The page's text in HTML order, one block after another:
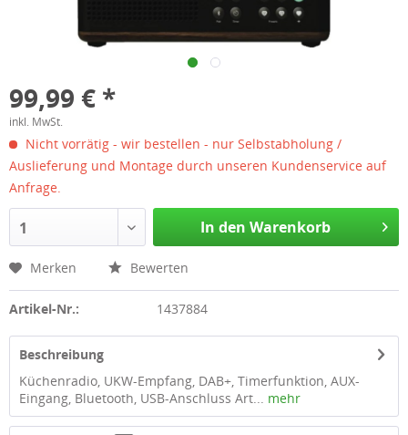
99,99 € *
inkl. MwSt.
Nicht vorrätig - wir bestellen - nur Selbstabholung /
Auslieferung und Montage durch unseren Kundenservice auf
Anfrage.
1 In den Warenkorb
Merken Bewerten
Artikel-Nr.: 1437884
Beschreibung
Küchenradio, UKW-Empfang, DAB+, Timerfunktion, AUX-
Eingang, Bluetooth, USB-Anschluss Art... mehr